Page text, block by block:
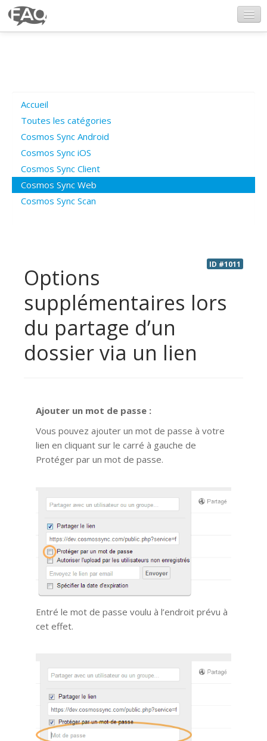
Poser une question
Questions ouvertes
Connexion
Accueil
Toutes les catégories
Cosmos Sync Android
Cosmos Sync iOS
Cosmos Sync Client
Cosmos Sync Web
Cosmos Sync Scan
ID #1011
Options
supplémentaires lors
du partage d’un
dossier via un lien
Ajouter un mot de passe :
Vous pouvez ajouter un mot de passe à votre
lien en cliquant sur le carré à gauche de
Protéger par un mot de passe.
Entré le mot de passe voulu à l’endroit prévu à
cet effet.